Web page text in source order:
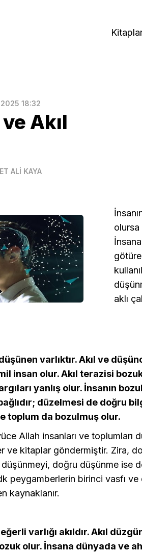
18:32
Akıl
ALİ KAYA
aklı
düşünen varlıktır. Akıl ve
insan olur. Akıl terazisi
yanlış olur. İnsanın
düzelmesi de doğru
toplum da bozulmuş olur.
Allah insanları ve toplumları
ve kitaplar göndermiştir. Zira,
doğru düşünme ise
peygamberlerin birinci vasfı ve
kaynaklanır.
varlığı akıldır. Akıl
olur. İnsana dünyada ve